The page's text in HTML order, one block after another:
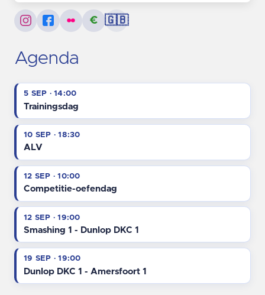
€ 🇬🇧
Agenda
5 SEP · 14:00
Trainingsdag
10 SEP · 18:30
ALV
12 SEP · 10:00
Competitie-oefendag
12 SEP · 19:00
Smashing 1 - Dunlop DKC 1
19 SEP · 19:00
Dunlop DKC 1 - Amersfoort 1